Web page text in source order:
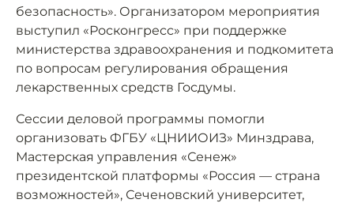
безопасность». Организатором мероприятия
выступил «Росконгресс» при поддержке
министерства здравоохранения и подкомитета
по вопросам регулирования обращения
лекарственных средств Госдумы.
Сессии деловой программы помогли
организовать ФГБУ «ЦНИИОИЗ» Минздрава,
Мастерская управления «Сенеж»
президентской платформы «Россия — страна
возможностей», Сеченовский университет,